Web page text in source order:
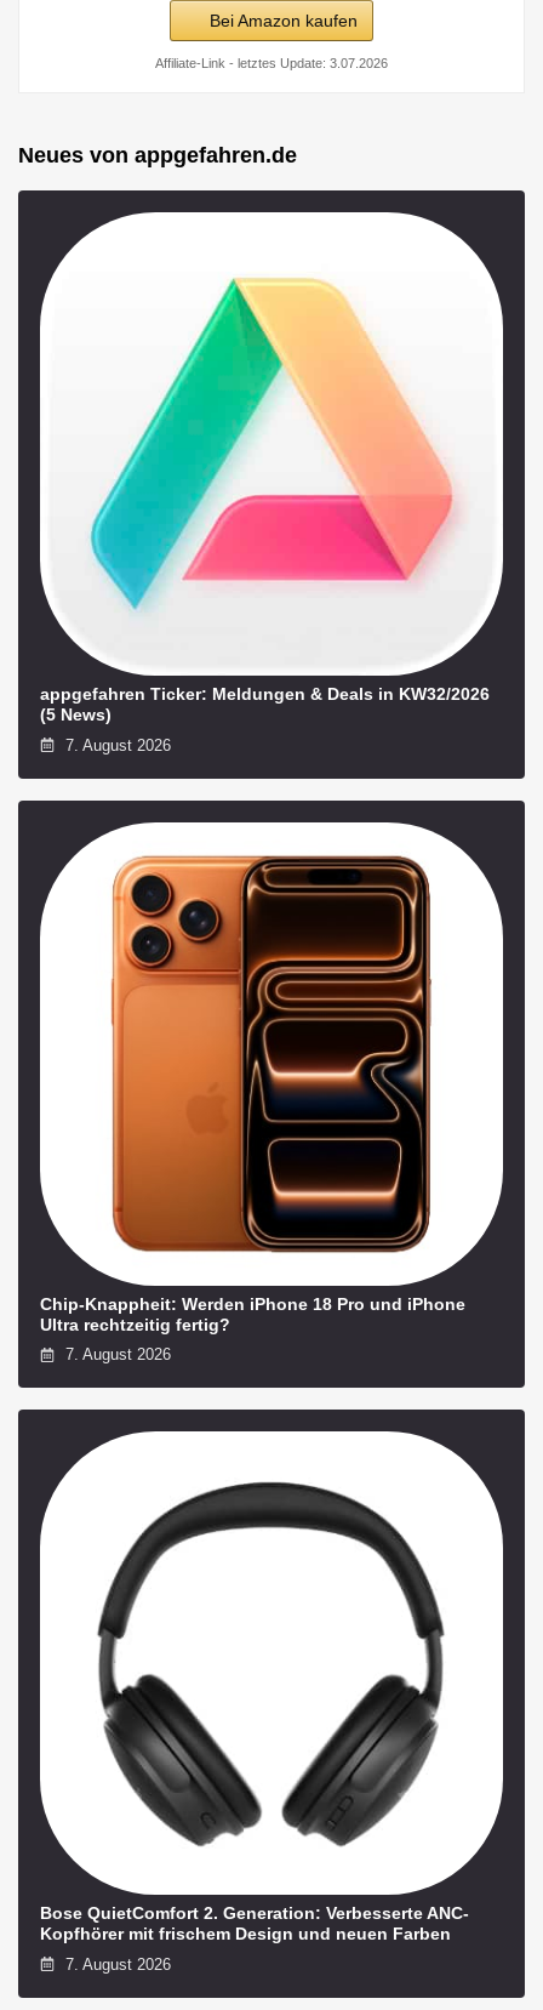
Bei Amazon kaufen
Affiliate-Link - letztes Update: 3.07.2026
Neues von appgefahren.de
appgefahren Ticker: Meldungen & Deals in KW32/2026
(5 News)
7. August 2026
Chip-Knappheit: Werden iPhone 18 Pro und iPhone
Ultra rechtzeitig fertig?
7. August 2026
Bose QuietComfort 2. Generation: Verbesserte ANC-
Kopfhörer mit frischem Design und neuen Farben
7. August 2026